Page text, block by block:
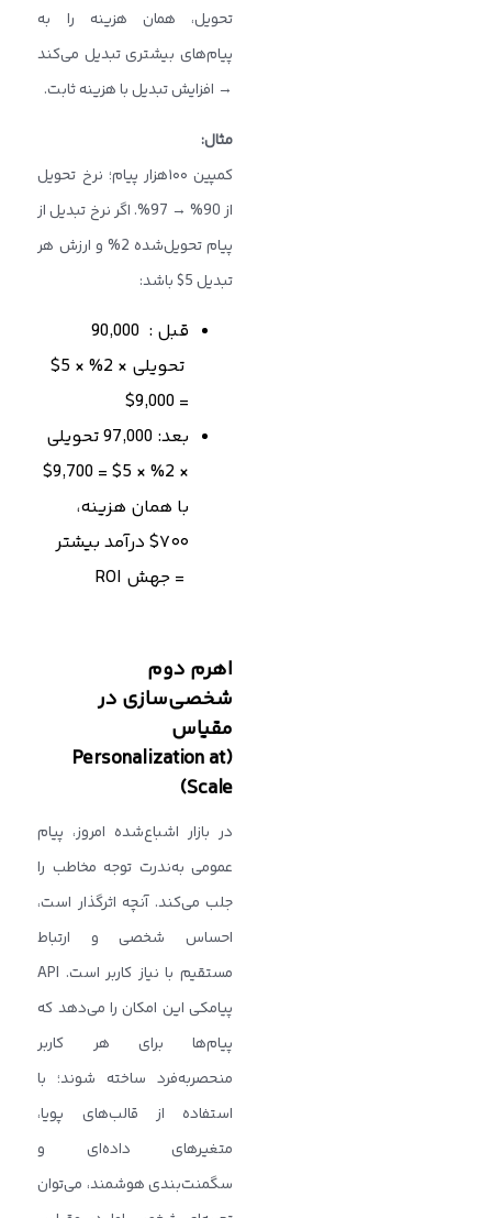
تحویل، همان هزینه را به
پیام‌های بیشتری تبدیل می‌کند
→ افزایش تبدیل با هزینه ثابت.
مثال:
کمپین ۱۰۰هزار پیام؛ نرخ تحویل
از 90% → 97%. اگر نرخ تبدیل از
پیام تحویل‌شده 2% و ارزش هر
تبدیل 5$ باشد:
قبل : 90,000
تحویلی × 2% × 5$
= 9,000$
بعد: 97,000 تحویلی
× 2% × 5$ = 9,700$
با همان هزینه،
۷۰۰$ درآمد بیشتر
= جهش ROI
اهرم دوم
شخصی‌سازی در
مقیاس
(Personalization at
Scale)
در بازار اشباع‌شده امروز، پیام
عمومی به‌ندرت توجه مخاطب را
جلب می‌کند. آنچه اثرگذار است،
احساس شخصی و ارتباط
مستقیم با نیاز کاربر است. API
پیامکی این امکان را می‌دهد که
پیام‌ها برای هر کاربر
منحصربه‌فرد ساخته شوند؛ با
استفاده از قالب‌های پویا،
متغیرهای داده‌ای و
سگمنت‌بندی هوشمند، می‌توان